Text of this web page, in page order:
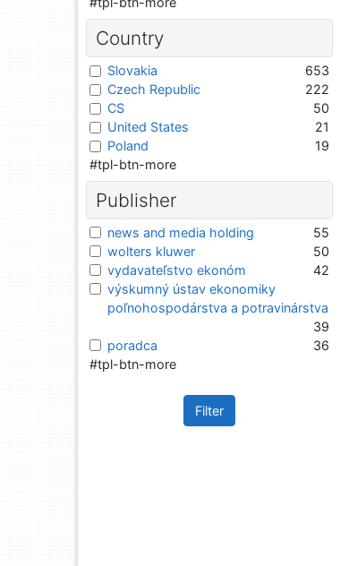
Country
Slovakia
653
Czech Republic
222
CS
50
United States
21
Poland
19
#tpl-btn-more
Publisher
news and media holding
55
wolters kluwer
50
vydavateľstvo ekonóm
42
výskumný ústav ekonomiky
poľnohospodárstva a potravinárstva
39
poradca
36
#tpl-btn-more
Filter